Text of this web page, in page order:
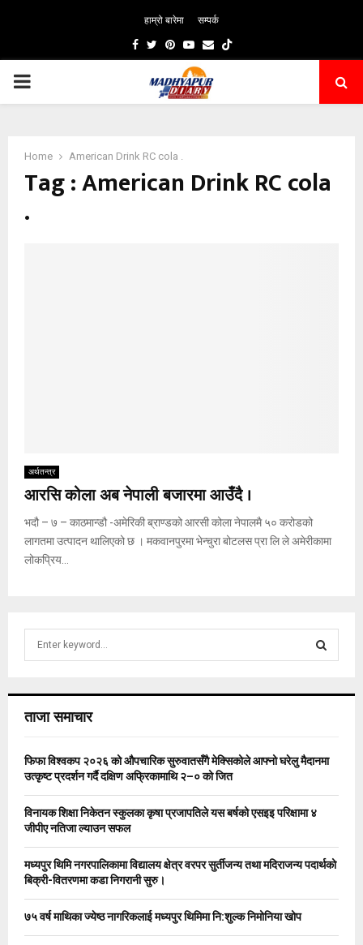
हाम्रो बारेमा सम्पर्क
Facebook
TwitterPinterestYoutube
Email
PRIMARY
Home American Drink RC cola .
Tag : American Drink RC cola
.
अर्थतन्त्र
आरसि कोला अब नेपाली बजारमा आउँदै ।
भदौ – ७ – काठमान्डौ -अमेरिकी ब्राण्डको आरसी कोला नेपालमै ५० करोडको
लागतमा उत्पादन थालिएको छ । मकवानपुरमा भेन्चुरा बोटलस प्रा लि ले अमेरीकामा
लोकप्रिय...
h
o
r
C
ताजा समाचार
फिफा विश्वकप २०२६ को औपचारिक सुरुवातसँगै मेक्सिकोले आफ्नो घरेलु मैदानमा
उत्कृष्ट प्रदर्शन गर्दै दक्षिण अफ्रिकामाथि २–० को जित
विनायक शिक्षा निकेतन स्कुलका कृषा प्रजापतिले यस बर्षको एसइइ परिक्षामा ४
जीपीए नतिजा ल्याउन सफल
मध्यपुर थिमि नगरपालिकामा विद्यालय क्षेत्र वरपर सुर्तीजन्य तथा मदिराजन्य पदार्थको
बिक्री-वितरणमा कडा निगरानी सुरु।
७५ वर्ष माथिका ज्येष्ठ नागरिकलाई मध्यपुर थिमिमा नि:शुल्क निमोनिया खोप